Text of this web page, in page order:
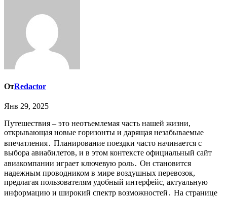
ОтRedactor
Янв 29, 2025
Путешествия – это неотъемлемая часть нашей жизни,
открывающая новые горизонты и дарящая незабываемые
впечатления․ Планирование поездки часто начинается с
выбора авиабилетов, и в этом контексте официальный сайт
авиакомпании играет ключевую роль․ Он становится
надежным проводником в мире воздушных перевозок,
предлагая пользователям удобный интерфейс, актуальную
информацию и широкий спектр возможностей․ На странице